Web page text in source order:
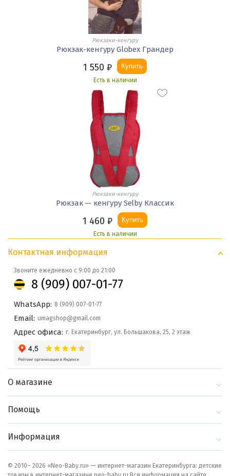
Рюкзаки-кенгуру
Рюкзак-кенгуру Globex Грандер
1 550 ₽ Купить
Есть в наличии
Рюкзаки-кенгуру
Рюкзак — кенгуру Selby Классик
1 460 ₽ Купить
Есть в наличии
Контактная информация
Звоните ежедневно с 9:00 до 21:00
8 (909) 007-01-77
WhatsApp: 8 (909) 007-01-77
Email: umagshop@gmail.com
Адрес офиса: г. Екатеринбург, ул. Большакова, 25, 2 этаж
О магазине
Блог
Помощь
Информация
© 2010– 2026 «Neo-Baby.ru» — интернет-магазин Екатеринбурга: детские